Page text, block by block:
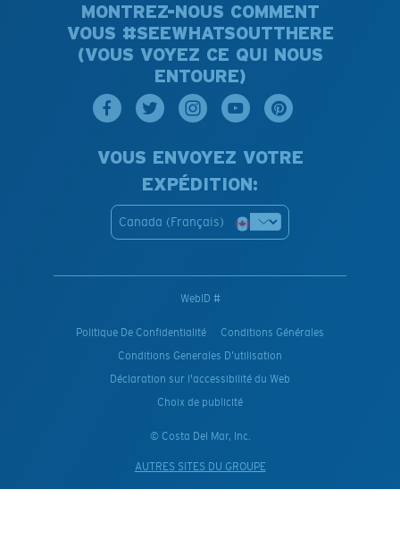
MONTREZ-NOUS COMMENT
VOUS #SEEWHATSOUTTHERE
(VOUS VOYEZ CE QUI NOUS
ENTOURE)
VOUS ENVOYEZ VOTRE
EXPÉDITION:
Canada (Français)
WebID #
Politique De Confidentialité
Conditions Générales
Conditions Generales D’utilisation
Déclaration sur l'accessibilité du Web
Choix de publicité
© Costa Del Mar, Inc.
AUTRES SITES DU GROUPE